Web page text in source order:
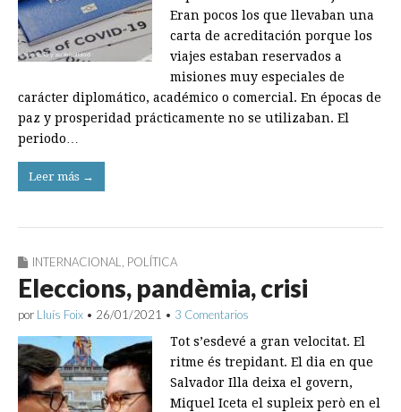
Eran pocos los que llevaban una
carta de acreditación porque los
viajes estaban reservados a
misiones muy especiales de
carácter diplomático, académico o comercial. En épocas de
paz y prosperidad prácticamente no se utilizaban. El
periodo…
Leer más →
INTERNACIONAL, POLÍTICA
Eleccions, pandèmia, crisi
por Lluís Foix • 26/01/2021 • 3 Comentarios
Tot s’esdevé a gran velocitat. El
ritme és trepidant. El dia en que
Salvador Illa deixa el govern,
Miquel Iceta el supleix però en el